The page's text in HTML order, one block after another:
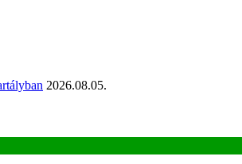
2026.08.05.